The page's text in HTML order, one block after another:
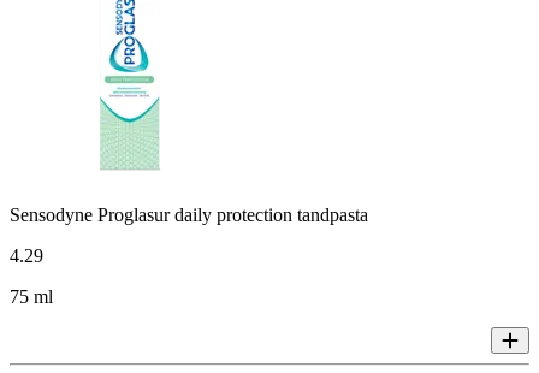
Sensodyne Proglasur daily protection tandpasta
4.29
75 ml